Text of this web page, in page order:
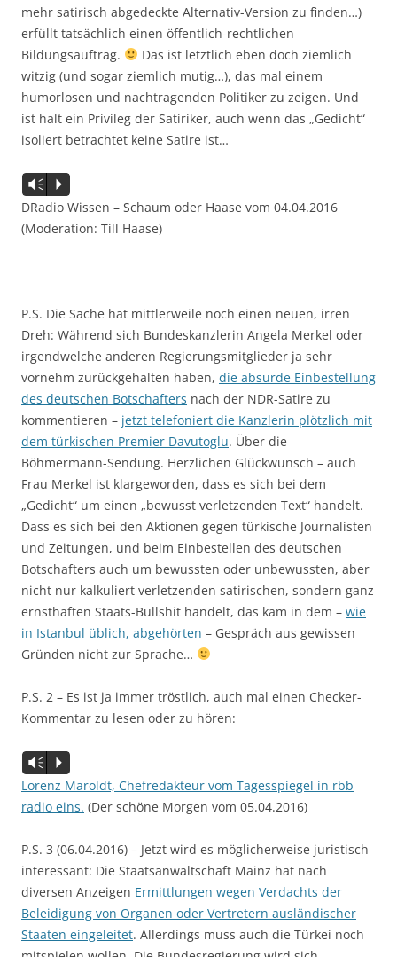
mehr satirisch abgedeckte Alternativ-Version zu finden…)
erfüllt tatsächlich einen öffentlich-rechtlichen
Bildungsauftrag.
Das ist letztlich eben doch ziemlich
witzig (und sogar ziemlich mutig…), das mal einem
humorlosen und nachtragenden Politiker zu zeigen. Und
ist halt ein Privileg der Satiriker, auch wenn das „Gedicht“
isoliert betrachtet keine Satire ist…
Audio-
Player
Vm P
DRadio Wissen – Schaum oder Haase vom 04.04.2016
(Moderation: Till Haase)
P.S. Die Sache hat mittlerweile noch einen neuen, irren
Dreh: Während sich Bundeskanzlerin Angela Merkel oder
irgendwelche anderen Regierungsmitglieder ja sehr
vornehm zurückgehalten haben, die absurde Einbestellung
des deutschen Botschafters nach der NDR-Satire zu
kommentieren – jetzt telefoniert die Kanzlerin plötzlich mit
dem türkischen Premier Davutoglu. Über die
Böhmermann-Sendung. Herzlichen Glückwunsch – auch
Frau Merkel ist klargeworden, dass es sich bei dem
„Gedicht“ um einen „bewusst verletzenden Text“ handelt.
Dass es sich bei den Aktionen gegen türkische Journalisten
und Zeitungen, und beim Einbestellen des deutschen
Botschafters auch um bewussten oder unbewussten, aber
nicht nur kalkuliert verletzenden satirischen, sondern ganz
ernsthaften Staats-Bullshit handelt, das kam in dem – wie
in Istanbul üblich, abgehörten – Gespräch aus gewissen
Gründen nicht zur Sprache…
P.S. 2 – Es ist ja immer tröstlich, auch mal einen Checker-
Kommentar zu lesen oder zu hören:
Audio-
Player
Vm P
Lorenz Maroldt, Chefredakteur vom Tagesspiegel in rbb
radio eins. (Der schöne Morgen vom 05.04.2016)
P.S. 3 (06.04.2016) – Jetzt wird es möglicherweise juristisch
interessant: Die Staatsanwaltschaft Mainz hat nach
diversen Anzeigen Ermittlungen wegen Verdachts der
Beleidigung von Organen oder Vertretern ausländischer
Staaten eingeleitet. Allerdings muss auch die Türkei noch